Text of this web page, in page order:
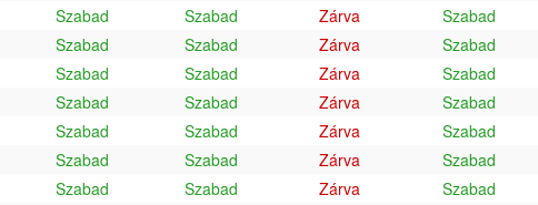
Szabad Szabad Zárva Szabad
Szabad Szabad Zárva Szabad
Szabad Szabad Zárva Szabad
Szabad Szabad Zárva Szabad
Szabad Szabad Zárva Szabad
Szabad Szabad Zárva Szabad
Szabad Szabad Zárva Szabad